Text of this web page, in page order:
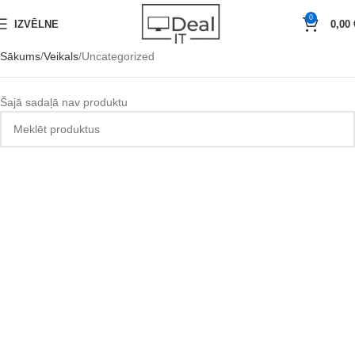
IZVĒLNE
0
0,00
Sākums Veikals Uncategorized
Šajā sadaļā nav produktu